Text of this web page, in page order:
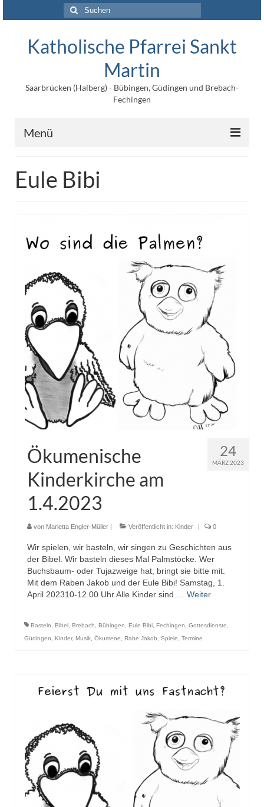
Suchen
nach:
Katholische Pfarrei Sankt
Martin
Saarbrücken (Halberg) - Bübingen, Güdingen und Brebach-
Fechingen
Menü
Veröffentlichungen
Impressum
Pfadfinder
Eule Bibi
24
MÄRZ 2023
Ökumenische
Kinderkirche am
1.4.2023
von Marietta Engler-Müller | Veröffentlicht in: Kinder | 0
Wir spielen, wir basteln, wir singen zu Geschichten aus
der Bibel. Wir basteln dieses Mal Palmstöcke. Wer
Buchsbaum- oder Tujazweige hat, bringt sie bitte mit.
Mit dem Raben Jakob und der Eule Bibi! Samstag, 1.
April 202310-12.00 Uhr.Alle Kinder sind … Weiter
Basteln Bibel Brebach Bübingen Eule Bibi Fechingen Gottesdienste
Güdingen
Kinder, Musik Ökumene Rabe Jakob Spiele Termine